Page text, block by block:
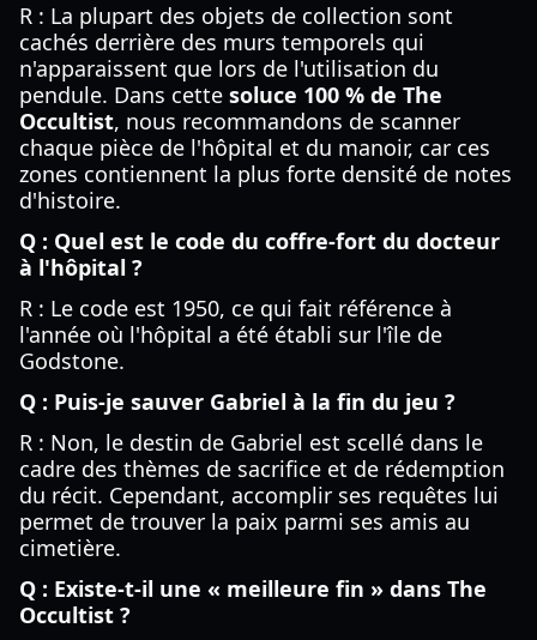
R : La plupart des objets de collection sont
cachés derrière des murs temporels qui
n'apparaissent que lors de l'utilisation du
pendule. Dans cette soluce 100 % de The
Occultist, nous recommandons de scanner
chaque pièce de l'hôpital et du manoir, car ces
zones contiennent la plus forte densité de notes
d'histoire.
Q : Quel est le code du coffre-fort du docteur
à l'hôpital ?
R : Le code est 1950, ce qui fait référence à
l'année où l'hôpital a été établi sur l'île de
Godstone.
Q : Puis-je sauver Gabriel à la fin du jeu ?
R : Non, le destin de Gabriel est scellé dans le
cadre des thèmes de sacrifice et de rédemption
du récit. Cependant, accomplir ses requêtes lui
permet de trouver la paix parmi ses amis au
cimetière.
Q : Existe-t-il une « meilleure fin » dans The
Occultist ?